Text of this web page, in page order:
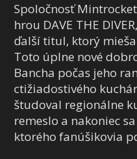
Spoločnosť
hrou DAVE THE
ďalší titul, ktorý
Toto úplne nové
Bancha počas jeho
ctižiadostivého
študoval regionálne
remeslo a nakoniec
ktorého fanúšikovia